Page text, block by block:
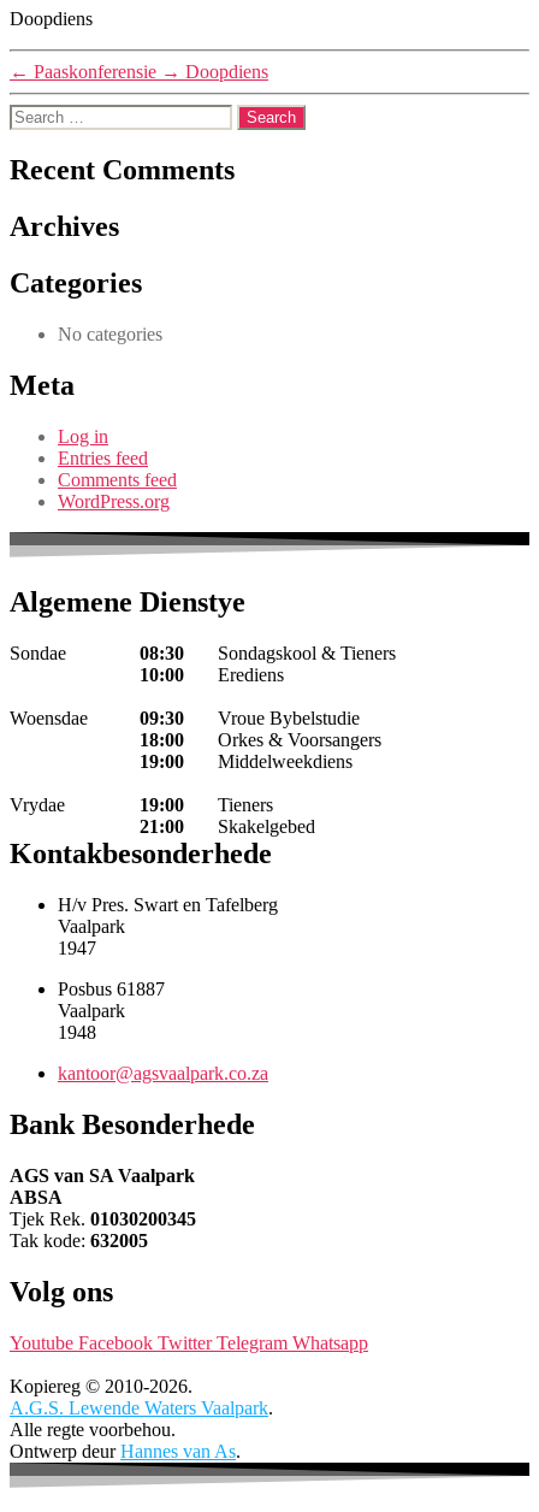
Doopdiens
← Paaskonferensie → Doopdiens
Search
for:
Recent Comments
Archives
Categories
No categories
Meta
Log in
Entries feed
Comments feed
WordPress.org
Algemene Dienstye
Sondae
Woensdae
Vrydae
08:30
10:00
09:30
18:00
19:00
19:00
21:00
Sondagskool & Tieners
Erediens
Vroue Bybelstudie
Orkes & Voorsangers
Middelweekdiens
Tieners
Skakelgebed
Kontakbesonderhede
H/v Pres. Swart en Tafelberg
Vaalpark
1947
Posbus 61887
Vaalpark
1948
kantoor@agsvaalpark.co.za
Bank Besonderhede
AGS van SA Vaalpark
ABSA
Tjek Rek. 01030200345
Tak kode: 632005
Volg ons
Youtube Facebook Twitter Telegram Whatsapp
Kopiereg © 2010-2026.
A.G.S. Lewende Waters Vaalpark.
Alle regte voorbehou.
Ontwerp deurHannes van As.